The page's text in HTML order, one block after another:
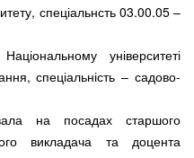
спеціальнсть 03.00.05 –
університеті
спеціальність – садово-
на посадах старшого
викладача та доцента